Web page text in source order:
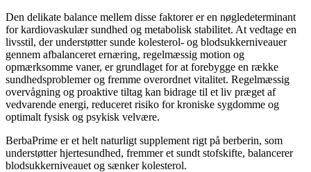
Den delikate balance mellem disse faktorer er en nøgledeterminant
for kardiovaskulær sundhed og metabolisk stabilitet. At vedtage en
livsstil, der understøtter sunde kolesterol- og blodsukkerniveauer
gennem afbalanceret ernæring, regelmæssig motion og
opmærksomme vaner, er grundlaget for at forebygge en række
sundhedsproblemer og fremme overordnet vitalitet. Regelmæssig
overvågning og proaktive tiltag kan bidrage til et liv præget af
vedvarende energi, reduceret risiko for kroniske sygdomme og
optimalt fysisk og psykisk velvære.
BerbaPrime er et helt naturligt supplement rigt på berberin, som
understøtter hjertesundhed, fremmer et sundt stofskifte, balancerer
blodsukkerniveauet og sænker kolesterol.